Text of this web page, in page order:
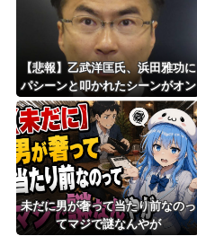
【悲報】乙武洋匡氏、浜田雅功に
パシーンと叩かれたシーンがオン
エアされず「障害者相手だと放送
されなくなる。俺、逆差別だと思
って」
未だに男が奢って当たり前なのっ
てマジで謎なんやが